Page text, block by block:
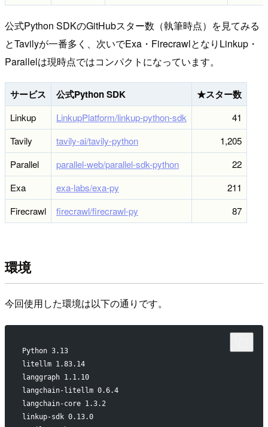
公式Python SDKのGitHubスター数（執筆時点）を見てみる
とTavilyが一番多く、次いでExa・FirecrawlとなりLinkup・
Parallelは現時点ではコンパクトになっています。
サービス 公式Python SDK ★スター数
Linkup LinkupPlatform/linkup-python-sdk
41
Tavily
tavily-ai/tavily-python
1,205
Parallel
parallel-web/parallel-sdk-python
22
Exa
exa-labs/exa-py
211
Firecrawl
firecrawl/firecrawl-py 87
環境
今回使用した環境は以下の通りです。
Python 3.13
litellm 1.83.14
langgraph 1.1.10
langchain-litellm 0.6.4
langchain-core 1.3.2
linkup-sdk 0.13.0